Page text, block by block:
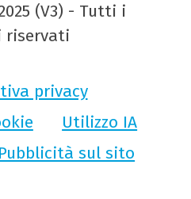
(V3) - Tutti i
privacy
Utilizzo IA
Pubblicità sul sito